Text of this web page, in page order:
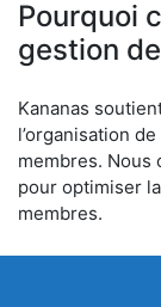
Pourquoi
gestion
Kananas
l’organisation
membres.
pour optimiser
membres.